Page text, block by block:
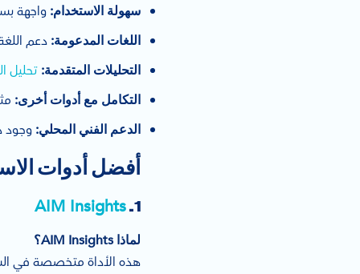
سهولة الاستخدام: واجهة
اللغات المدعومة: دعم
التحليلات المتقدمة: تحليل
التكامل مع أدوات أخرى:
الدعم الفني المحلي: وجود
أفضل أدوات الاستماع
1.
AIM Insights
لماذا AIM Insights؟
هذه الأداة متخصصة في